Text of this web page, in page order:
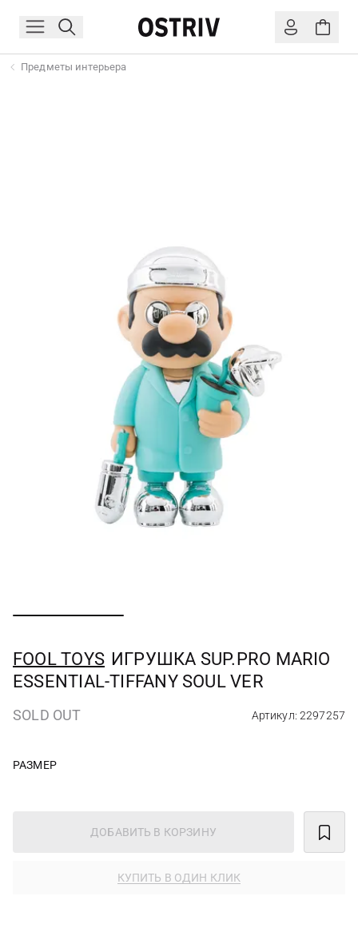
Предметы интерьера
FOOL TOYS ИГРУШКА SUP.PRO MARIO
ESSENTIAL-TIFFANY SOUL VER
SOLD OUT Артикул: 2297257
РАЗМЕР
ДОБАВИТЬ В КОРЗИНУ
КУПИТЬ В ОДИН КЛИК